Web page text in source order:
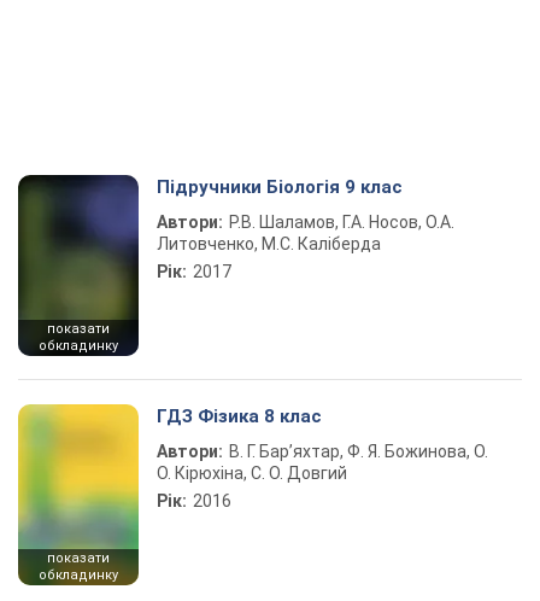
показати
обкладинку
Підручники Біологія 9 клас
Автори: Р.В. Шаламов, Г.А. Носов, О.А.
Литовченко, М.С. Каліберда
Рік: 2017
показати
обкладинку
ГДЗ Фізика 8 клас
Автори: В. Г. Бар’яхтар, Ф. Я. Божинова, О.
О. Кірюхіна, С. О. Довгий
Рік: 2016